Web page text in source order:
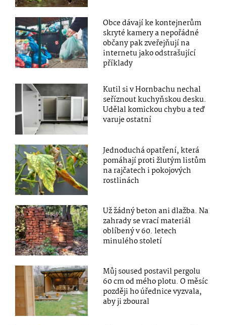
Obce dávají ke kontejnerům
skryté kamery a nepořádné
občany pak zveřejňují na
internetu jako odstrašující
příklady
Kutil si v Hornbachu nechal
seříznout kuchyňskou desku.
Udělal komickou chybu a teď
varuje ostatní
Jednoduchá opatření, která
pomáhají proti žlutým listům
na rajčatech i pokojových
rostlinách
Už žádný beton ani dlažba. Na
zahrady se vrací materiál
oblíbený v 60. letech
minulého století
Můj soused postavil pergolu
60 cm od mého plotu. O měsíc
později ho úřednice vyzvala,
aby ji zboural